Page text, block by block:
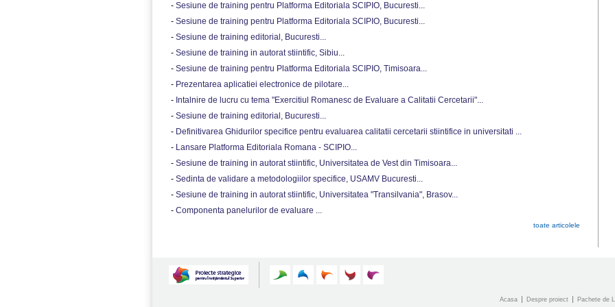
- Sesiune de training pentru Platforma Editoriala SCIPIO, Bucuresti...
- Sesiune de training pentru Platforma Editoriala SCIPIO, Bucuresti...
- Sesiune de training editorial, Bucuresti...
- Sesiune de training in autorat stiintific, Sibiu...
- Sesiune de training pentru Platforma Editoriala SCIPIO, Timisoara...
- Prezentarea aplicatiei electronice de pilotare...
- Intalnire de lucru cu tema "Exercitiul Romanesc de Evaluare a Calitatii Cercetarii"...
- Sesiune de training editorial, Bucuresti...
- Definitivarea Ghidurilor specifice pentru evaluarea calitatii cercetarii stiintifice in universitati ...
- Lansare Platforma Editoriala Romana - SCIPIO...
- Sesiune de training in autorat stiintific, Universitatea de Vest din Timisoara...
- Sedinta de validare a metodologiilor specifice, USAMV Bucuresti...
- Sesiune de training in autorat stiintific, Universitatea "Transilvania", Brasov...
- Componenta panelurilor de evaluare ...
toate articolele
Acasa Despre proiect Pachete de